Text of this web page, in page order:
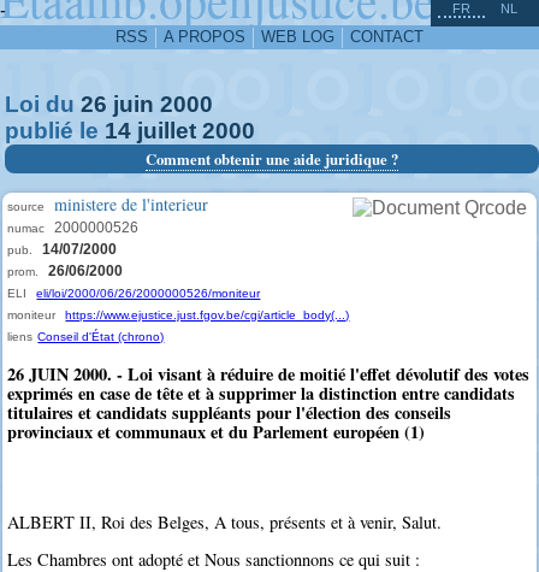
-
RSS A PROPOS WEB LOG CONTACT
FR NL
Loi du 26 juin 2000
publié le 14 juillet 2000
Comment obtenir une aide juridique ?
source ministere de l'interieur
numac 2000000526
pub. 14/07/2000
prom. 26/06/2000
ELI
eli/loi/2000/06/26/2000000526/moniteur
moniteur
https://www.ejustice.just.fgov.be/cgi/article_body(...)
liens Conseil d'État (chrono)
26 JUIN 2000. - Loi visant à réduire de moitié l'effet dévolutif des votes
exprimés en case de tête et à supprimer la distinction entre candidats
titulaires et candidats suppléants pour l'élection des conseils
provinciaux et communaux et du Parlement européen (1)
ALBERT II, Roi des Belges, A tous, présents et à venir, Salut.
Les Chambres ont adopté et Nous sanctionnons ce qui suit :
^